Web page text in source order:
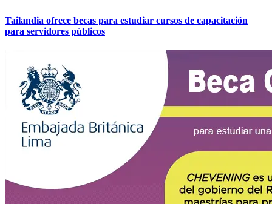
Tailandia ofrece becas para estudiar cursos de capacitación
para servidores públicos